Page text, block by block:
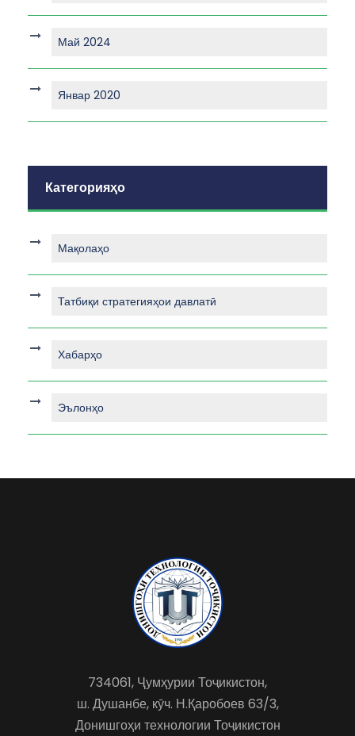
Май 2024
Январ 2020
Категорияҳо
Мақолаҳо
Татбиқи стратегияҳои давлатӣ
Хабарҳо
Эълонҳо
734061, Ҷумҳурии Тоҷикистон,
ш. Душанбе, кӯч. Н.Қаробоев 63/3,
Донишгоҳи технологии Тоҷикистон